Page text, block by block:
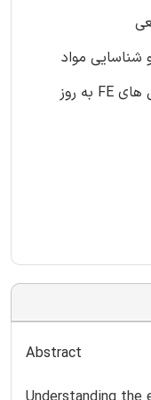
2.4 شبیه سازی های FE بر اساس مدل های FE به روز
Abstract